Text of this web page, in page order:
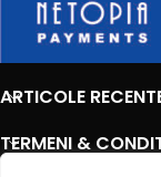
ARTICOLE
TERMENI &